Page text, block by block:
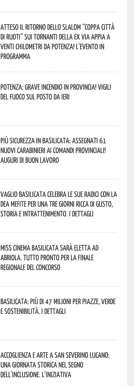
Atteso il ritorno dello slalom “Coppa Città
di Ruoti” sui tornanti della ex via Appia a
venti chilometri da Potenza! L’evento in
programma
Potenza: grave incendio in Provincia! Vigili
del fuoco sul posto da ieri
Più sicurezza in Basilicata: assegnati 61
nuovi Carabinieri ai Comandi provinciali!
Auguri di buon lavoro
Vaglio Basilicata celebra le sue radici con la
Dea Mefite per una tre giorni ricca di gusto,
storia e intrattenimento. I dettagli
Miss Cinema Basilicata sarà eletta ad
Abriola. Tutto pronto per la finale
regionale del concorso
Basilicata: più di 47 milioni per piazze, verde
e sostenibilità. I dettagli
Accoglienza e arte a San Severino Lucano:
una giornata storica nel segno
dell’inclusione. L’iniziativa